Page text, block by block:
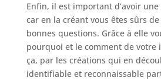
Enfin, il est important d’avoir
car en la créant vous êtes sûrs
bonnes questions. Grâce à elle
pourquoi et le comment de votre
ça, par les créations qui en
identifiable et reconnaissable